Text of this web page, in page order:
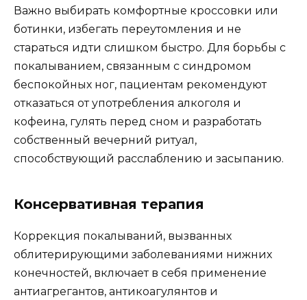
Важно выбирать комфортные кроссовки или
ботинки, избегать переутомления и не
стараться идти слишком быстро. Для борьбы с
покалыванием, связанным с синдромом
беспокойных ног, пациентам рекомендуют
отказаться от употребления алкоголя и
кофеина, гулять перед сном и разработать
собственный вечерний ритуал,
способствующий расслаблению и засыпанию.
Консервативная терапия
Коррекция покалываний, вызванных
облитерирующими заболеваниями нижних
конечностей, включает в себя применение
антиагрегантов, антикоагулянтов и